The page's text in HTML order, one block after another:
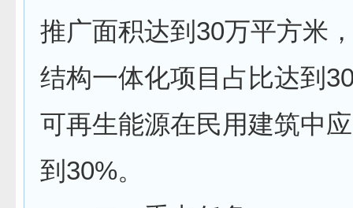
推广面积达到30万平方米
结构一体化项目占比达到
可再生能源在民用建筑中
到30%。